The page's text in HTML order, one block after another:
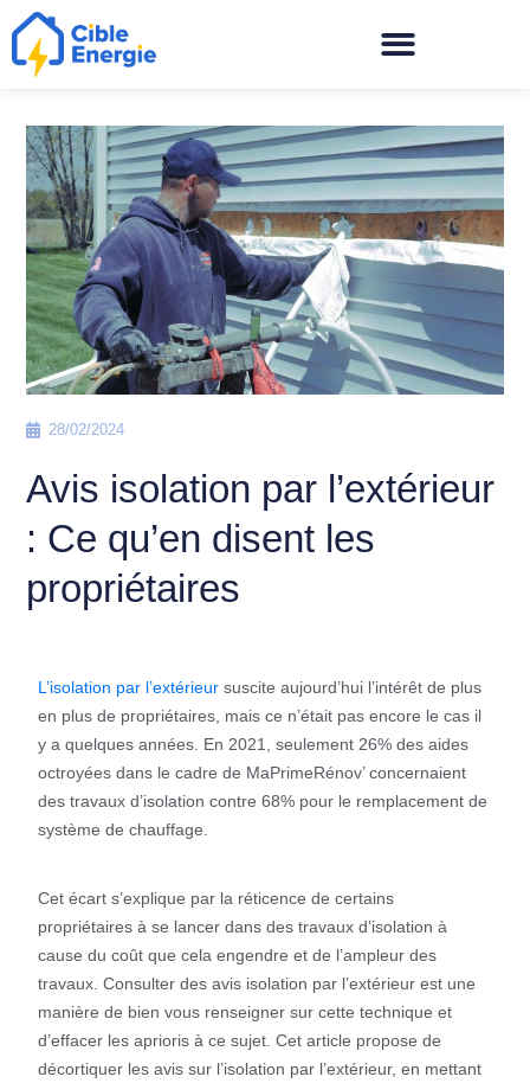
28/02/2024
Avis isolation par l’extérieur
: Ce qu’en disent les
propriétaires
L’isolation par l’extérieur suscite aujourd’hui l’intérêt de plus
en plus de propriétaires, mais ce n’était pas encore le cas il
y a quelques années. En 2021, seulement 26% des aides
octroyées dans le cadre de MaPrimeRénov’ concernaient
des travaux d’isolation contre 68% pour le remplacement de
système de chauffage.
Cet écart s’explique par la réticence de certains
propriétaires à se lancer dans des travaux d’isolation à
cause du coût que cela engendre et de l’ampleur des
travaux. Consulter des avis isolation par l’extérieur est une
manière de bien vous renseigner sur cette technique et
d’effacer les aprioris à ce sujet. Cet article propose de
décortiquer les avis sur l’isolation par l’extérieur, en mettant